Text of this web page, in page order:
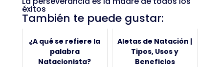
éxitos
También te puede gustar:
¿A qué se refiere la
palabra
Natacionista?
Aletas de Natación |
Tipos, Usos y
Beneficios